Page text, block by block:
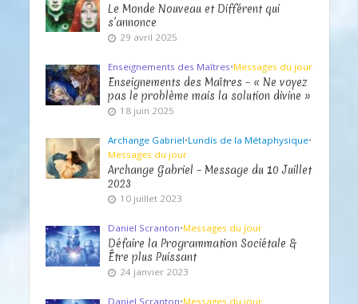
Le Monde Nouveau et Différent qui
s’annonce
29 avril 2025
Enseignements des Maîtres•Messages du jour
Enseignements des Maîtres – « Ne voyez
pas le problème mais la solution divine »
18 juin 2025
Archange Gabriel•Lundis de la Métaphysique•
Messages du jour
Archange Gabriel – Message du 10 Juillet
2023
10 juillet 2023
Daniel Scranton•Messages du jour
Défaire la Programmation Sociétale &
Être plus Puissant
24 janvier 2023
Daniel Scranton•Messages du jour